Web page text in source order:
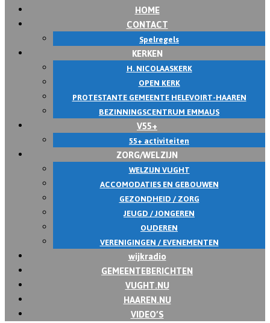
HOME
CONTACT
Spelregels
KERKEN
H. NICOLAASKERK
OPEN KERK
PROTESTANTE GEMEENTE HELEVOIRT-HAAREN
BEZINNINGSCENTRUM EMMAUS
V55+
55+ activiteiten
ZORG/WELZIJN
WELZIJN VUGHT
ACCOMODATIES EN GEBOUWEN
GEZONDHEID / ZORG
JEUGD / JONGEREN
OUDEREN
VERENIGINGEN / EVENEMENTEN
wijkradio
GEMEENTEBERICHTEN
VUGHT.NU
HAAREN.NU
VIDEO’S